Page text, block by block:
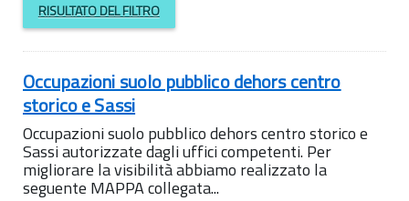
RISULTATO DEL FILTRO
Occupazioni suolo pubblico dehors centro
storico e Sassi
Occupazioni suolo pubblico dehors centro storico e
Sassi autorizzate dagli uffici competenti. Per
migliorare la visibilità abbiamo realizzato la
seguente MAPPA collegata...